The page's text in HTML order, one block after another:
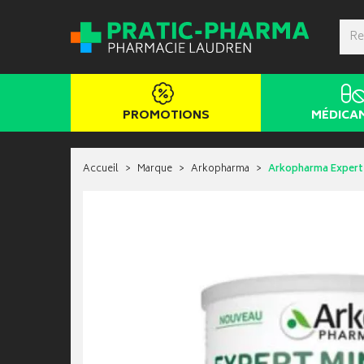
PROMOTIONS
Accueil Marque Arkopharma Arkopharma